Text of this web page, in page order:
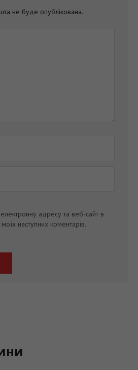
не буде опублікована.
адресу та веб-сайт в
наступних коментарів.